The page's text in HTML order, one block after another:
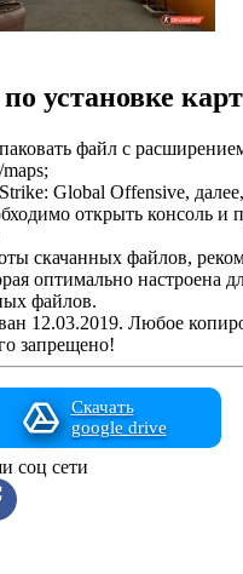
установке
файл с
Global Offensive,
открыть консоль и
скачанных файлов,
оптимально настроена
файлов.
12.03.2019. Любое
запрещено!
Скачать
google drive
соц сети